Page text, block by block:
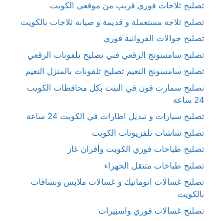
تصليح ثلاجات فوري قريب من موقعي الكويت
تصليح ثلاجة مستعملة و قديمة و صيانة ثلاجات بالكويت
تصليح جوالات الفروانية فوري
تصليح سامسونج الرقعي فني تصليح تلفونات الرقعي
تصليح سامسونج النعيم تصليح تلفونات بالمنزل النعيم
تصليح سمارت فون في البيت بكل محافظات الكويت
24 ساعة
تصليح سيارات و تبديل اطارات في الكويت 24 ساعة
تصليح شاشات تلفزيونات الكويت
تصليح طباخات فوري الكويت وأفران غاز
تصليح طباخات متنقل الجهراء
تصليح غسالات اتوماتيك و غسالات ملابس ونشافات
بالكويت
تصليح غسالات فوري واسبيرات